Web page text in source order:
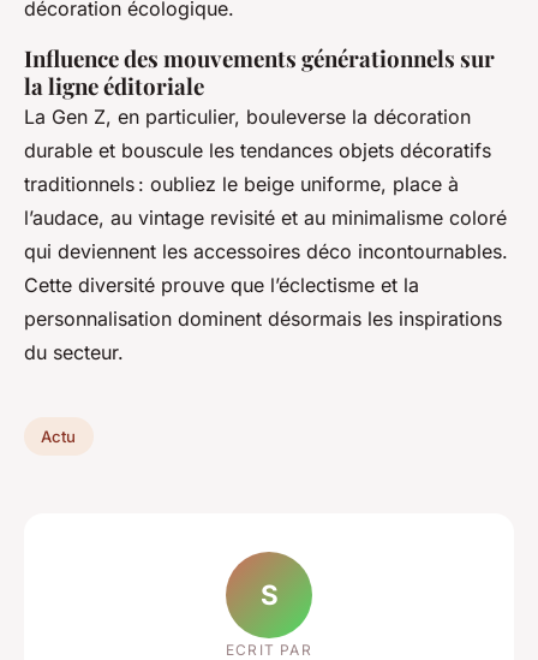
décoration écologique.
Influence des mouvements générationnels sur
la ligne éditoriale
La Gen Z, en particulier, bouleverse la décoration
durable et bouscule les tendances objets décoratifs
traditionnels : oubliez le beige uniforme, place à
l’audace, au vintage revisité et au minimalisme coloré
qui deviennent les accessoires déco incontournables.
Cette diversité prouve que l’éclectisme et la
personnalisation dominent désormais les inspirations
du secteur.
Actu
S
ECRIT PAR